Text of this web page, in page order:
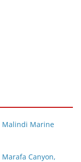
Malindi Marine
Marafa Canyon,